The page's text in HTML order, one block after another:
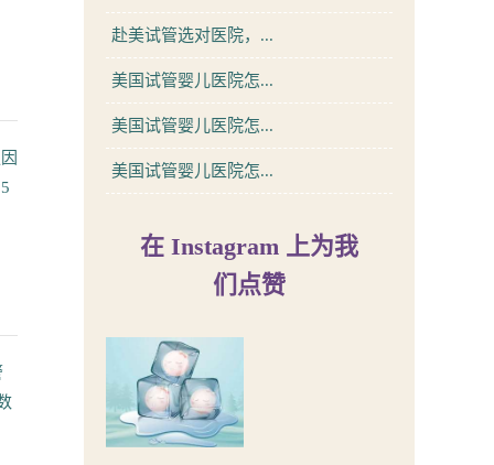
赴美试管选对医院，...
美国试管婴儿医院怎...
美国试管婴儿医院怎...
美国试管婴儿医院怎...
在 Instagram 上为我
们点赞